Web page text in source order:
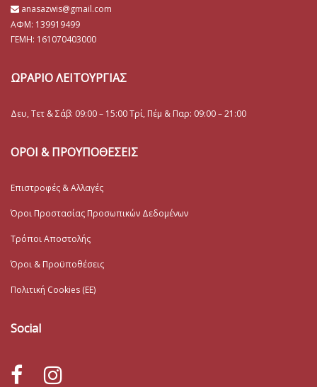
anasazwis@gmail.com
ΑΦΜ: 139919499
ΓΕΜΗ: 161070403000
ΩΡΑΡΙΟ ΛΕΙΤΟΥΡΓΙΑΣ
Δευ, Τετ & Σάβ: 09:00 – 15:00 Τρί, Πέμ & Παρ: 09:00 – 21:00
ΟΡΟΙ & ΠΡΟΥΠΟΘΕΣΕΙΣ
Επιστροφές & Αλλαγές
Όροι Προστασίας Προσωπικών Δεδομένων
Τρόποι Αποστολής
Όροι & Προϋποθέσεις
Πολιτική Cookies (ΕΕ)
Social